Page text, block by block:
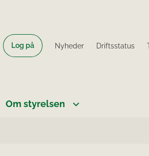
Log på Nyheder Driftsstatus
Om styrelsen